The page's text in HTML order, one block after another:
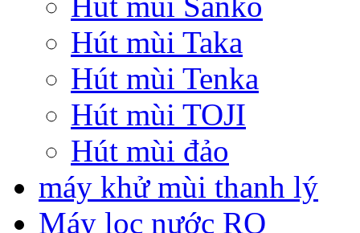
Hút mùi Taka
Hút mùi Tenka
Hút mùi TOJI
Hút mùi đảo
máy khử mùi thanh lý
Máy lọc nước RO